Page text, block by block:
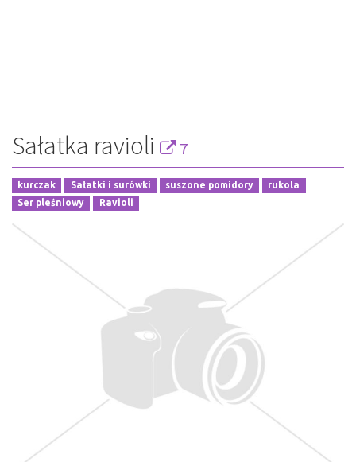
Sałatka ravioli 7
kurczak Sałatki i surówki suszone pomidory
rukola
Ser pleśniowy
Ravioli